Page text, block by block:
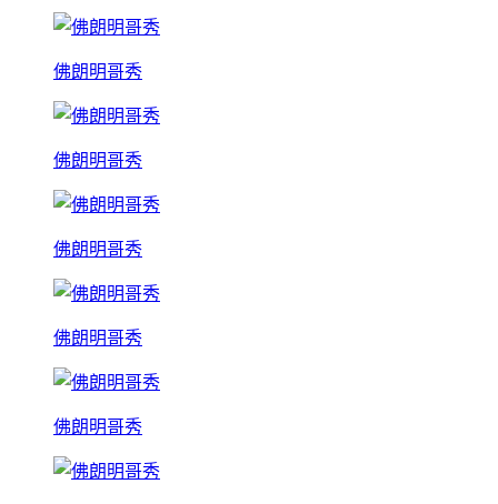
佛朗明哥秀
佛朗明哥秀
佛朗明哥秀
佛朗明哥秀
佛朗明哥秀